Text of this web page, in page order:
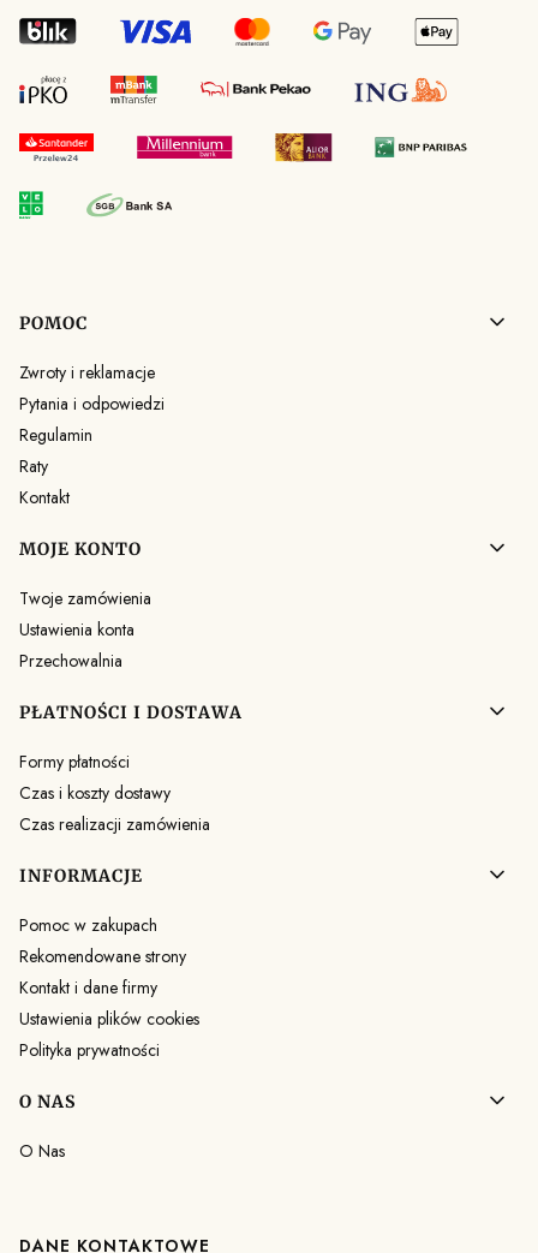
Linki w stopce
POMOC
Zwroty i reklamacje
Pytania i odpowiedzi
Regulamin
Raty
Kontakt
MOJE KONTO
Twoje zamówienia
Ustawienia konta
Przechowalnia
PŁATNOŚCI I DOSTAWA
Formy płatności
Czas i koszty dostawy
Czas realizacji zamówienia
INFORMACJE
Pomoc w zakupach
Rekomendowane strony
Kontakt i dane firmy
Ustawienia plików cookies
Polityka prywatności
O NAS
O Nas
DANE KONTAKTOWE